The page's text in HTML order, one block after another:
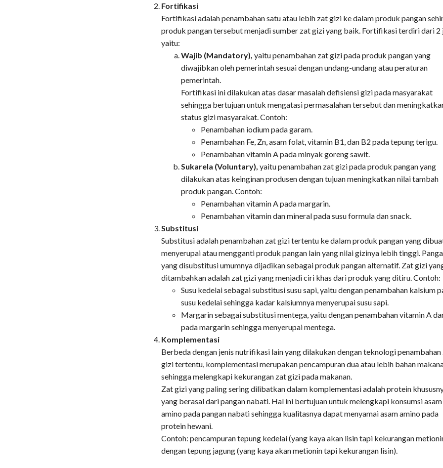
Fortifikasi
Fortifikasi adalah penambahan satu atau lebih zat gizi ke dalam produk pangan
produk pangan tersebut menjadi sumber zat gizi yang baik. Fortifikasi terdiri dari 2
yaitu:
Wajib (Mandatory),yaitu penambahan zat gizi pada produk pangan yang
diwajibkan oleh pemerintah sesuai dengan undang-undang atau peraturan
pemerintah.
Fortifikasi ini dilakukan atas dasar masalah defisiensi gizi pada masyarakat
sehingga bertujuan untuk mengatasi permasalahan tersebut dan
status gizi masyarakat. Contoh:
Penambahan iodium pada garam.
Penambahan Fe, Zn, asam folat, vitamin B1, dan B2 pada tepung terigu.
Penambahan vitamin A pada minyak goreng sawit.
Sukarela (Voluntary), yaitu penambahan zat gizi pada produk pangan yang
dilakukan atas keinginan produsen dengan tujuan meningkatkan nilai tambah
produk pangan. Contoh:
Penambahan vitamin A pada margarin.
Penambahan vitamin dan mineral pada susu formula dan snack.
Substitusi
Substitusi adalah penambahan zat gizi tertentu ke dalam produk pangan yang
menyerupai atau mengganti produk pangan lain yang nilai gizinya lebih tinggi.
yang disubstitusi umumnya dijadikan sebagai produk pangan alternatif. Zat gizi
ditambahkan adalah zat gizi yang menjadi ciri khas dari produk yang ditiru. Contoh:
​​​​​​​Susu kedelai sebagai substitusi susu sapi, yaitu dengan penambahan kalsium
susu kedelai sehingga kadar kalsiumnya menyerupai susu sapi.
Margarin sebagai substitusi mentega, yaitu dengan penambahan vitamin A
pada margarin sehingga menyerupai mentega.
Komplementasi
Berbeda dengan jenis nutrifikasi lain yang dilakukan dengan teknologi penambahan
gizi tertentu, komplementasi merupakan pencampuran dua atau lebih bahan
sehingga melengkapi kekurangan zat gizi pada makanan.
​​​Zat gizi yang paling sering dilibatkan dalam komplementasi adalah protein
yang berasal dari pangan nabati. Hal ini bertujuan untuk melengkapi konsumsi asam
amino pada pangan nabati sehingga kualitasnya dapat menyamai asam amino pada
protein hewani.
Contoh: pencampuran tepung kedelai (yang kaya akan lisin tapi kekurangan
dengan tepung jagung (yang kaya akan metionin tapi kekurangan lisin).